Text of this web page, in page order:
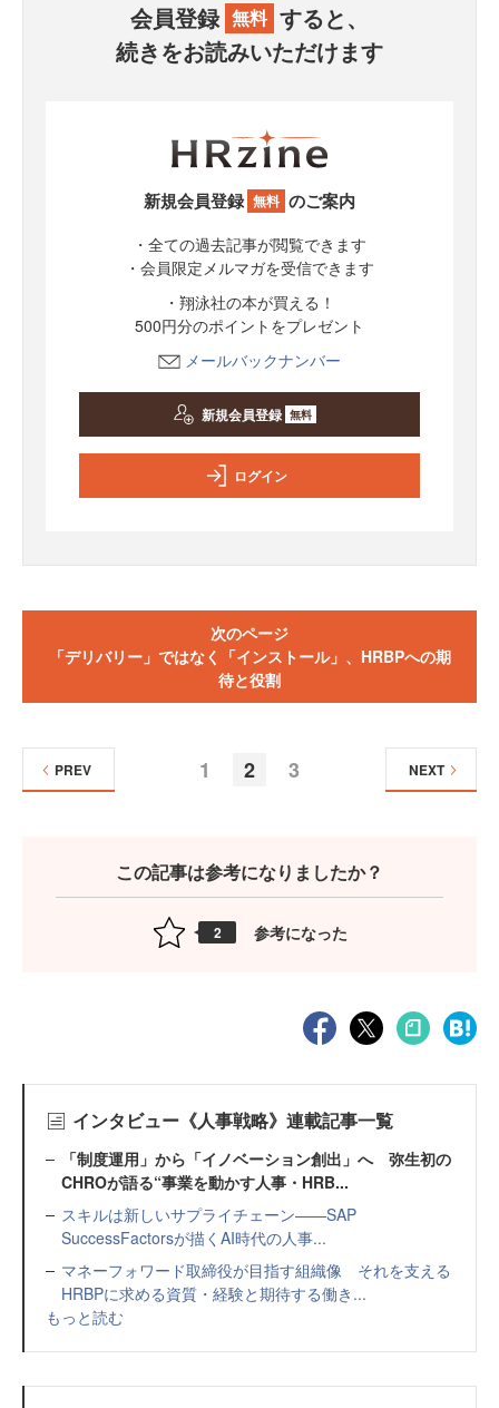
会員登録 無料 すると、
続きをお読みいただけます
新規会員登録 無料 のご案内
・全ての過去記事が閲覧できます
・会員限定メルマガを受信できます
・翔泳社の本が買える！
500円分のポイントをプレゼント
メールバックナンバー
新規会員登録 無料
ログイン
次のページ
「デリバリー」ではなく「インストール」、HRBPへの期
待と役割
1 2 3
PREV NEXT
この記事は参考になりましたか？
2 参考になった
インタビュー《人事戦略》連載記事一覧
「制度運用」から「イノベーション創出」へ 弥生初の
CHROが語る“事業を動かす人事・HRB...
スキルは新しいサプライチェーン——SAP
SuccessFactorsが描くAI時代の人事...
マネーフォワード取締役が目指す組織像 それを支える
HRBPに求める資質・経験と期待する働き...
もっと読む